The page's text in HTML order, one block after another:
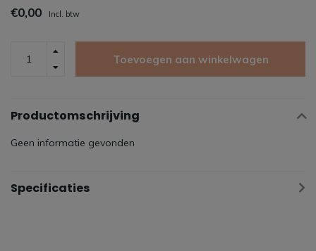
€0,00 Incl. btw
Toevoegen aan winkelwagen
Productomschrijving
Geen informatie gevonden
Specificaties